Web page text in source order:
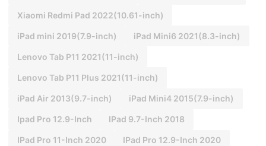
Xiaomi Redmi Pad 2022(10.61-inch)
iPad mini 2019(7.9-inch) iPad Mini6 2021(8.3-inch)
Lenovo Tab P11 2021(11-inch)
Lenovo Tab P11 Plus 2021(11-inch)
iPad Air 2013(9.7-inch) iPad Mini4 2015(7.9-inch)
Ipad Pro 12.9-Inch IPad 9.7-Inch 2018
IPad Pro 11-Inch 2020 IPad Pro 12.9-Inch 2020